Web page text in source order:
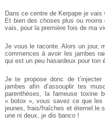
Dans ce centre de Kerpape je
Et bien des choses plus ou moins
vais, pour la première fois de ma
Je vous le raconte. Alors un jour,
commences à avoir les jambes
qui est un peu hasardeux pour ton
Je te propose donc de
jambes afin d’assouplir tes
parenthèses, la fameuse toxine
« botox », vous savez ce que les
jeunes, frais/fraîches et
une ni deux, je dis banco !